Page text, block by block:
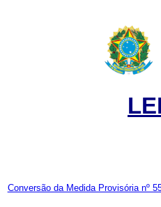
Conversão da Medida Provisória nº